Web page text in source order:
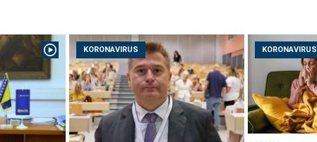
KORONAVIRUS KORONAVIRUS